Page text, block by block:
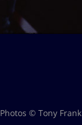
Photos © Tony Frank